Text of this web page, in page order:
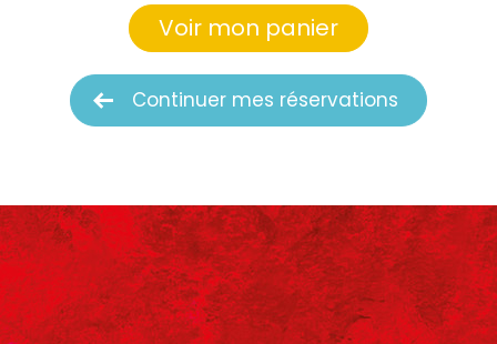
Continuer mes réservations
Voir mon panier